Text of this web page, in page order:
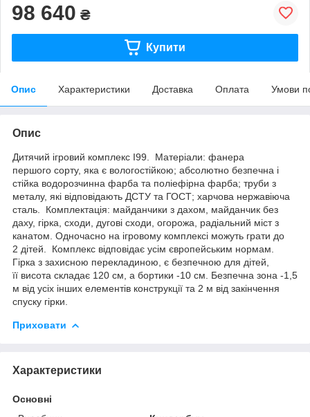
98 640 ₴
Купити
Опис Характеристики Доставка Оплата Умови
Опис
Дитячий ігровий комплекс I99. Матеріали: фанера
першого сорту, яка є вологостійкою; абсолютно безпечна і
стійка водорозчинна фарба та поліефірна фарба; труби з
металу, які відповідають ДСТУ та ГОСТ; харчова нержавіюча
сталь. Комплектація: майданчики з дахом, майданчик без
даху, гірка, сходи, дугові сходи, огорожа, радіальний міст з
канатом. Одночасно на ігровому комплексі можуть грати до
2 дітей. Комплекс відповідає усім європейським нормам.
Гірка з захисною перекладиною, є безпечною для дітей,
її висота складає 120 см, а бортики -10 см. Безпечна зона -1,5
м від усіх інших елементів конструкції та 2 м від закінчення
спуску гірки.
Приховати
Характеристики
Основні